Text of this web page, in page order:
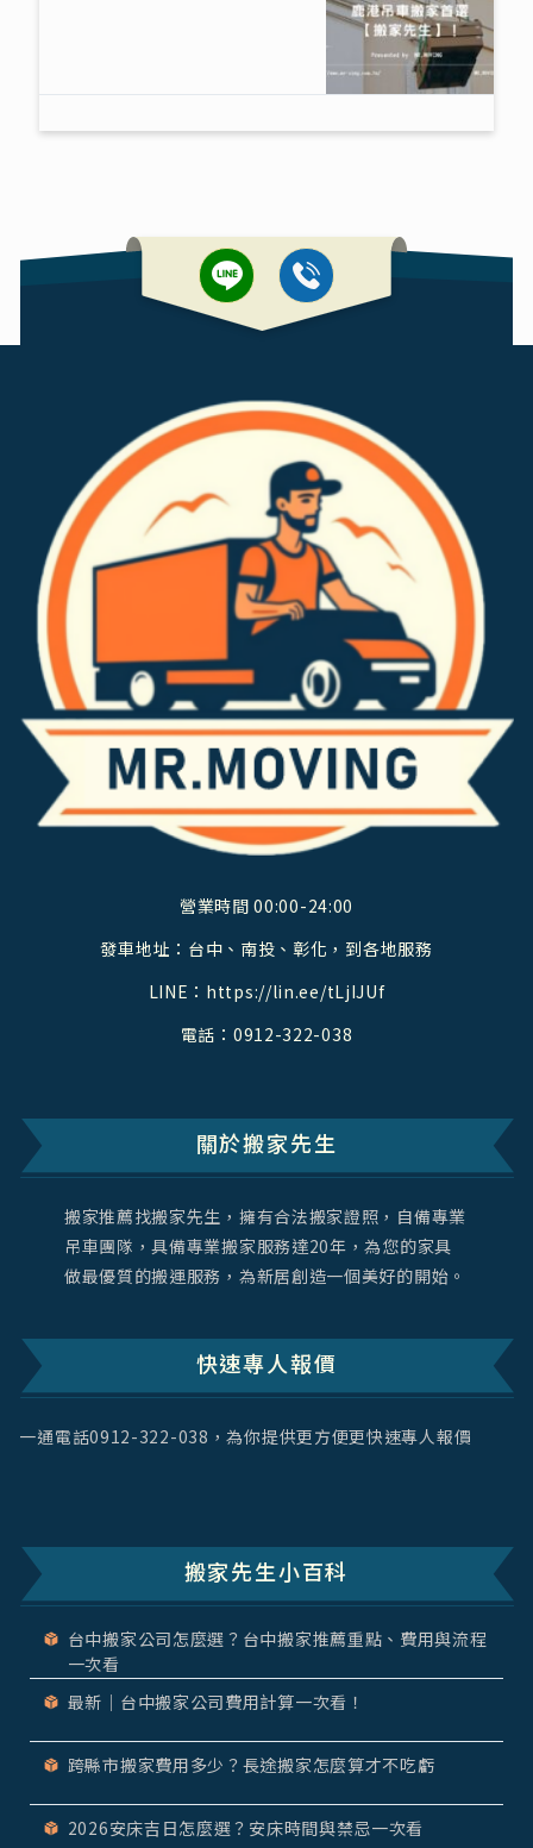
關於搬家先生
搬家推薦找搬家先生，擁有合法搬家證照，自備專業
吊車團隊，具備專業搬家服務達20年，為您的家具
做最優質的搬運服務，為新居創造一個美好的開始。
快速專人報價
一通電話0912-322-038 ，為你提供更方便更快速專人報價
營業時間 00:00-24:00
發車地址：台中、南投、彰化，到各地服務
LINE： https://lin.ee/tLjIJUf
電話： 0912-322-038
搬家先生小百科
台中搬家公司怎麼選？台中搬家推薦重點、費用與流程
一次看
最新｜台中搬家公司費用計算一次看！
跨縣市搬家費用多少？長途搬家怎麼算才不吃虧
2026安床吉日怎麼選？安床時間與禁忌一次看